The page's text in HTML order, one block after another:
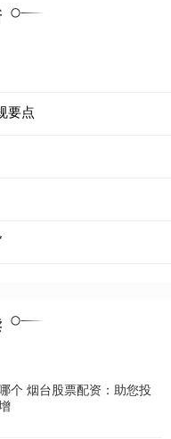
要点
个 烟台股票配资：助您投